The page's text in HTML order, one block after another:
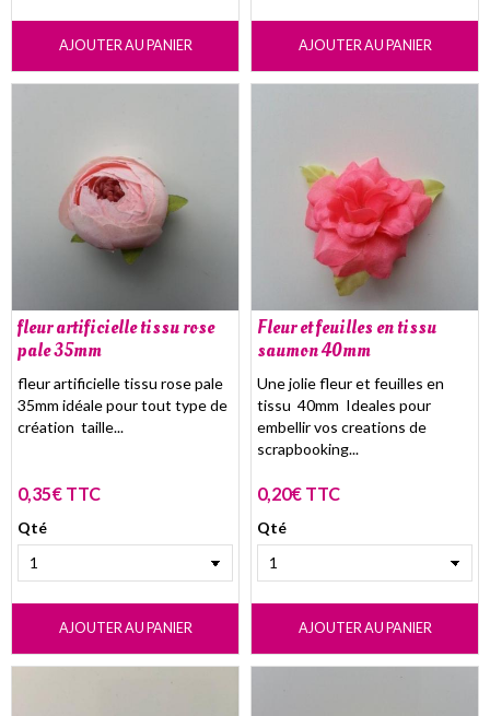
AJOUTER AU PANIER AJOUTER AU PANIER
fleur artificielle tissu rose
pale 35mm
fleur artificielle tissu rose pale
35mm idéale pour tout type de
création taille...
0,35€ TTC
Qté
AJOUTER AU PANIER
Fleur et feuilles en tissu
saumon 40mm
Une jolie fleur et feuilles en
tissu 40mm Ideales pour
embellir vos creations de
scrapbooking...
0,20€ TTC
Qté
AJOUTER AU PANIER